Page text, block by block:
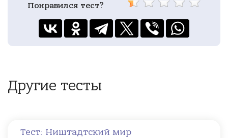
Понравился тест?
Другие тесты
Тест: Ништадтский мир